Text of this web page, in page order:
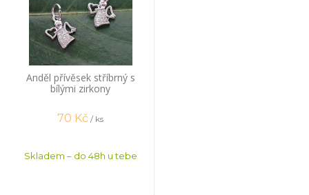
Anděl přívěsek stříbrný s
bílými zirkony
70 Kč / ks
Skladem – do 48h u tebe